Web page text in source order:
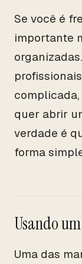
Se você é
importante
quer abrir
verdade é
forma
Usando
Uma das